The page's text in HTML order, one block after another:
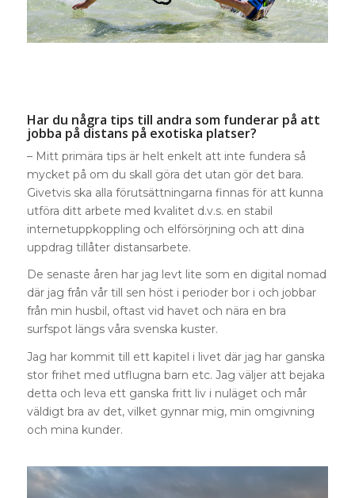
Har du några tips till andra som funderar på att
jobba på distans på exotiska platser?
– Mitt primära tips är helt enkelt att inte fundera så
mycket på om du skall göra det utan gör det bara.
Givetvis ska alla förutsättningarna finnas för att kunna
utföra ditt arbete med kvalitet d.v.s. en stabil
internetuppkoppling och elförsörjning och att dina
uppdrag tillåter distansarbete.
De senaste åren har jag levt lite som en digital nomad
där jag från vår till sen höst i perioder bor i och jobbar
från min husbil, oftast vid havet och nära en bra
surfspot längs våra svenska kuster.
Jag har kommit till ett kapitel i livet där jag har ganska
stor frihet med utflugna barn etc. Jag väljer att bejaka
detta och leva ett ganska fritt liv i nuläget och mår
väldigt bra av det, vilket gynnar mig, min omgivning
och mina kunder.